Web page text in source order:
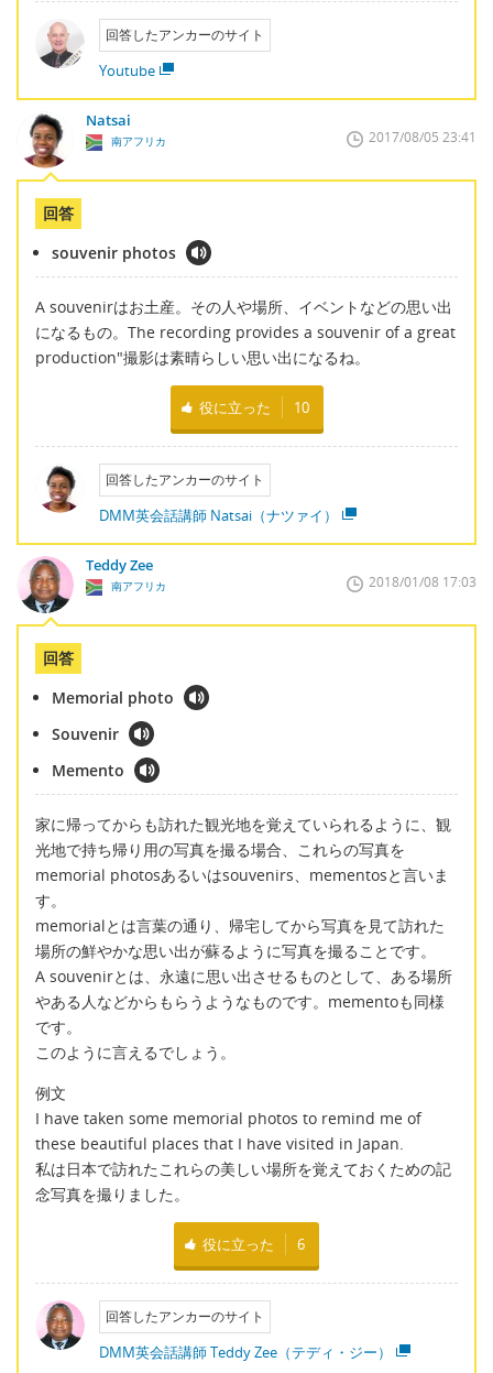
回答したアンカーのサイト
Youtube
Natsai
南アフリカ 2017/08/05 23:41
回答
souvenir photos
A souvenirはお土産。その人や場所、イベントなどの思い出
になるもの。The recording provides a souvenir of a great
production"撮影は素晴らしい思い出になるね。
役に立った 10
回答したアンカーのサイト
DMM英会話講師 Natsai（ナツァイ）
Teddy Zee
南アフリカ 2018/01/08 17:03
回答
Memorial photo
Souvenir
Memento
家に帰ってからも訪れた観光地を覚えていられるように、観
光地で持ち帰り用の写真を撮る場合、これらの写真を
memorial photosあるいはsouvenirs、mementosと言いま
す。
memorialとは言葉の通り、帰宅してから写真を見て訪れた
場所の鮮やかな思い出が蘇るように写真を撮ることです。
A souvenirとは、永遠に思い出させるものとして、ある場所
やある人などからもらうようなものです。mementoも同様
です。
このように言えるでしょう。
例文
I have taken some memorial photos to remind me of
these beautiful places that I have visited in Japan.
私は日本で訪れたこれらの美しい場所を覚えておくための記
念写真を撮りました。
役に立った 6
回答したアンカーのサイト
DMM英会話講師 Teddy Zee（テディ・ジー）